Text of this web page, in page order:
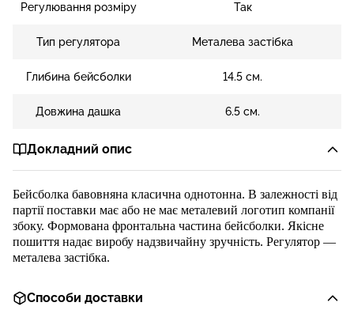
Регулювання розміру Так
Тип регулятора Металева застібка
Глибина бейсболки 14.5 см.
Довжина дашка 6.5 см.
Докладний опис
Бейсболка бавовняна класична однотонна. В залежності від
партії поставки має або не має металевий логотип компанії
збоку. Формована фронтальна частина бейсболки. Якісне
пошиття надає виробу надзвичайну зручність. Регулятор —
металева застібка.
Способи доставки